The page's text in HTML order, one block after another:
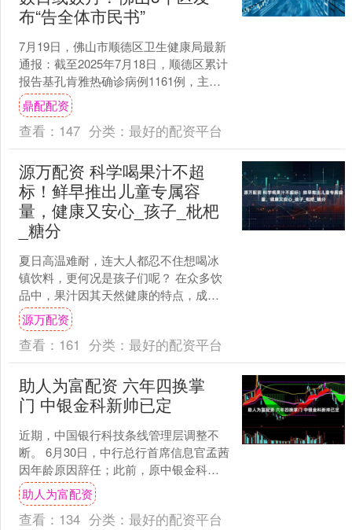
布“告全体市民书”
7月19日，佛山市顺德区卫生健康局最新
通报：截至2025年7月18日，顺德区累计
报告基孔肯雅热确诊病例1161例，主要
集中在乐从镇、北滘镇、陈村镇，均为
轻症病例....
鼎配配资
查看： 147 分类： 最好的配资平台
源万配资 科学喝果汁不超
标！鲜早推出儿童专属容
量，健康又安心_孩子_枇杷
_糖分
夏日高温难耐，连大人都忍不住想喝冰
镇饮料，更何况是孩子们呢？ 在众多饮
品中，果汁因其天然健康的特点，成为
许多家长的首选。但是科学控糖是关
键，喝多少才合适？如何让....
源万配资
查看： 161 分类： 最好的配资平台
助人为富配资 六年四换掌
门 中银金科新帅已定
近期，中国银行科技条线管理层调整不
断。 6月30日，中行总行首席信息官孟茜
因年龄原因辞任；此前，原中银金科党
委书记柯建勋已赴任广东，近日其已经
以中行广东省分行党....
助人为富配资
查看： 134 分类： 最好的配资平台